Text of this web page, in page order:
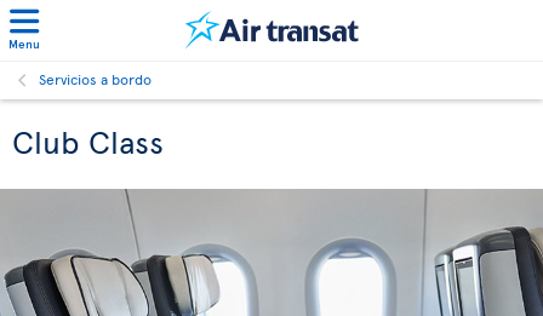
Menu
Servicios a bordo
Club Class